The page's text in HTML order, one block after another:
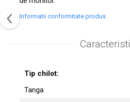
Informatii conformitate produs
Tip chilot:
Tanga